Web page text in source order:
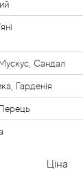
Сандал
Гарденія
Ціна